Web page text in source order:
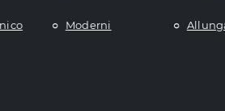
Moderni